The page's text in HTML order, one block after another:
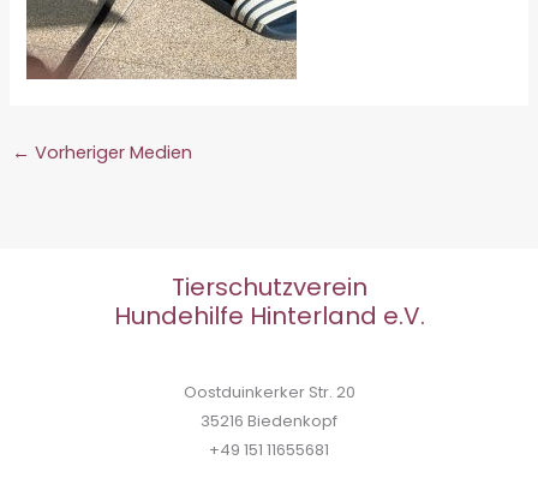
← Vorheriger Medien
Tierschutzverein
Hundehilfe Hinterland e.V.
Oostduinkerker Str. 20
35216 Biedenkopf
+49 151 11655681